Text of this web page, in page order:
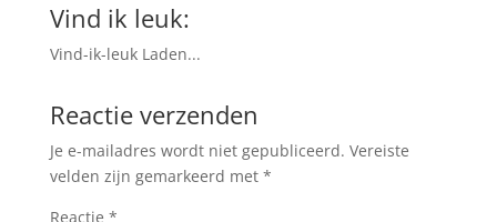
Vind ik leuk:
Vind-ik-leuk Laden...
Reactie verzenden
Je e-mailadres wordt niet gepubliceerd. Vereiste
velden zijn gemarkeerd met *
Reactie *